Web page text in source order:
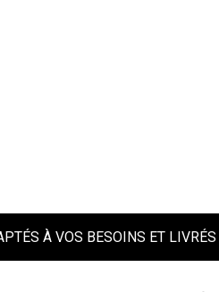
À VOS BESOINS ET